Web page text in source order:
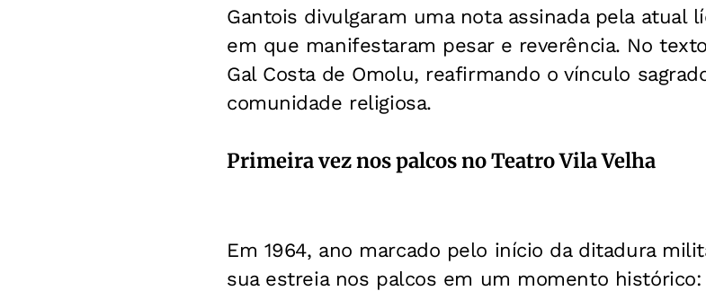
Gantois divulgaram uma nota assinada pela atual
em que manifestaram pesar e reverência. No
Gal Costa de Omolu, reafirmando o vínculo
comunidade religiosa.
Primeira vez nos palcos no Teatro Vila Velha
Em 1964, ano marcado pelo início da ditadura
sua estreia nos palcos em um momento